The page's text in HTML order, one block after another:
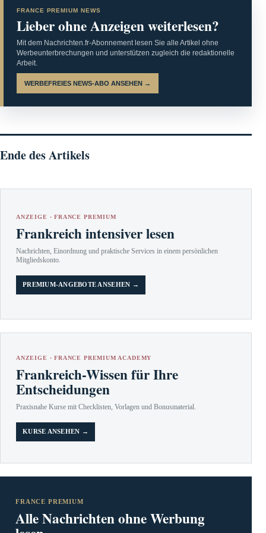
FRANCE PREMIUM NEWS
Lieber ohne Anzeigen weiterlesen?
Mit dem Nachrichten.fr-Abonnement lesen Sie alle Artikel ohne
Werbeunterbrechungen und unterstützen zugleich die redaktionelle
Arbeit.
WERBEFREIES NEWS-ABO ANSEHEN →
Ende des Artikels
ANZEIGE · FRANCE PREMIUM
Frankreich intensiver lesen
Nachrichten, Einordnung und praktische Services in einem persönlichen
Mitgliedskonto.
PREMIUM-ANGEBOTE ANSEHEN →
ANZEIGE · FRANCE PREMIUM ACADEMY
Frankreich-Wissen für Ihre
Entscheidungen
Praxisnahe Kurse mit Checklisten, Vorlagen und Bonusmaterial.
KURSE ANSEHEN →
FRANCE PREMIUM
Alle Nachrichten ohne Werbung